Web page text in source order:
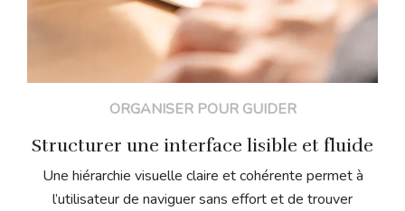
ORGANISER POUR GUIDER
Structurer une interface lisible et fluide
Une hiérarchie visuelle claire et cohérente permet à
l’utilisateur de naviguer sans effort et de trouver